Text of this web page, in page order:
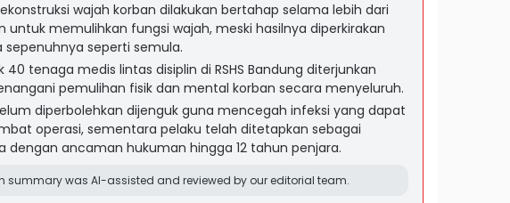
wajah korban dilakukan bertahap selama lebih dari
untuk memulihkan fungsi wajah, meski hasilnya diperkirakan
sepenuhnya seperti semula.
40 tenaga medis lintas disiplin di RSHS Bandung diterjunkan
pemulihan fisik dan mental korban secara menyeluruh.
diperbolehkan dijenguk guna mencegah infeksi yang dapat
operasi, sementara pelaku telah ditetapkan sebagai
dengan ancaman hukuman hingga 12 tahun penjara.
summary was AI-assisted and reviewed by our editorial team.